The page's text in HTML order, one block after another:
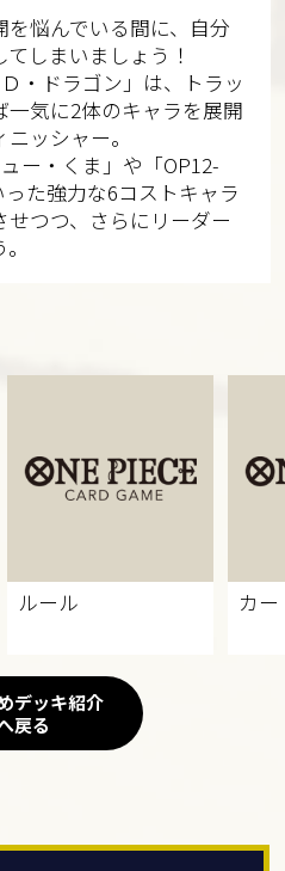
悩んでいる間に、自分
しまいましょう！
・ドラゴン」は、トラッ
気に2体のキャラを展開
ッシャー。
ー・くま」や「OP12-
た強力な6コストキャラ
つつ、さらにリーダー
ルール カ
デッキ紹介
戻る